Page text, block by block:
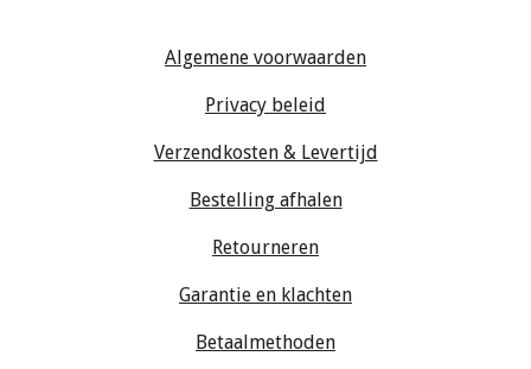
Algemene voorwaarden
Privacy beleid
Verzendkosten & Levertijd
Bestelling afhalen
Retourneren
Garantie en klachten
Betaalmethoden